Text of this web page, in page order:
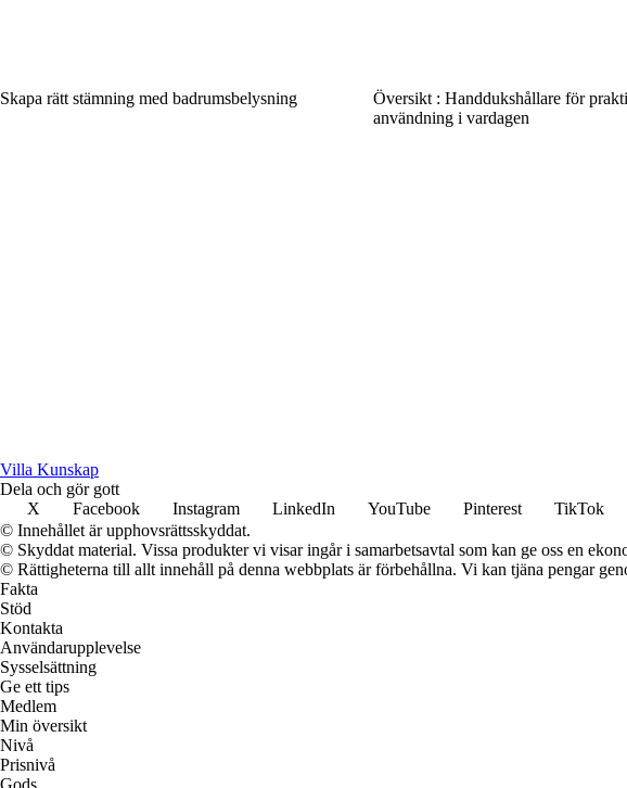
Skapa rätt stämning med badrumsbelysning
Översikt : Handdukshållare för
användning i vardagen
Villa Kunskap
Dela och gör gott
X
Facebook Instagram LinkedIn YouTube Pinterest TikTok
© Innehållet är upphovsrättsskyddat.
© Skyddat material. Vissa produkter vi visar ingår i samarbetsavtal som kan ge oss en
© Rättigheterna till allt innehåll på denna webbplats är förbehållna. Vi kan tjäna pengar
Fakta
Stöd
Kontakta
Användarupplevelse
Sysselsättning
Ge ett tips
Medlem
Min översikt
Nivå
Prisnivå
Gods